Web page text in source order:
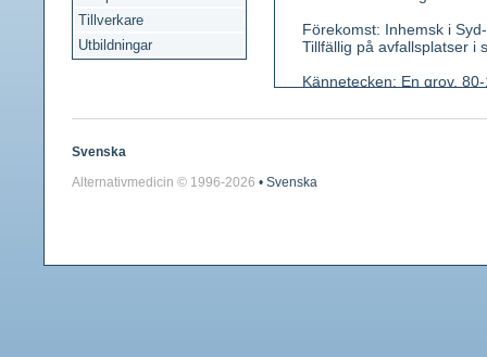
Tillverkare
Utbildningar
Förekomst: Inhemsk i
Tillfällig på avfallsplatser i
Kännetecken: En grov,
fläckar. Bladparen är
Svenska
Alternativmedicin © 1996-2026 • Svenska